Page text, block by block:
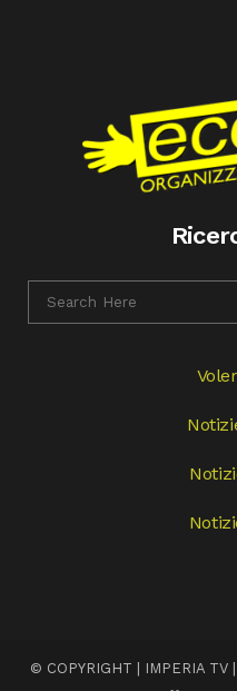
© COPYRIGHT | IMPERIA TV